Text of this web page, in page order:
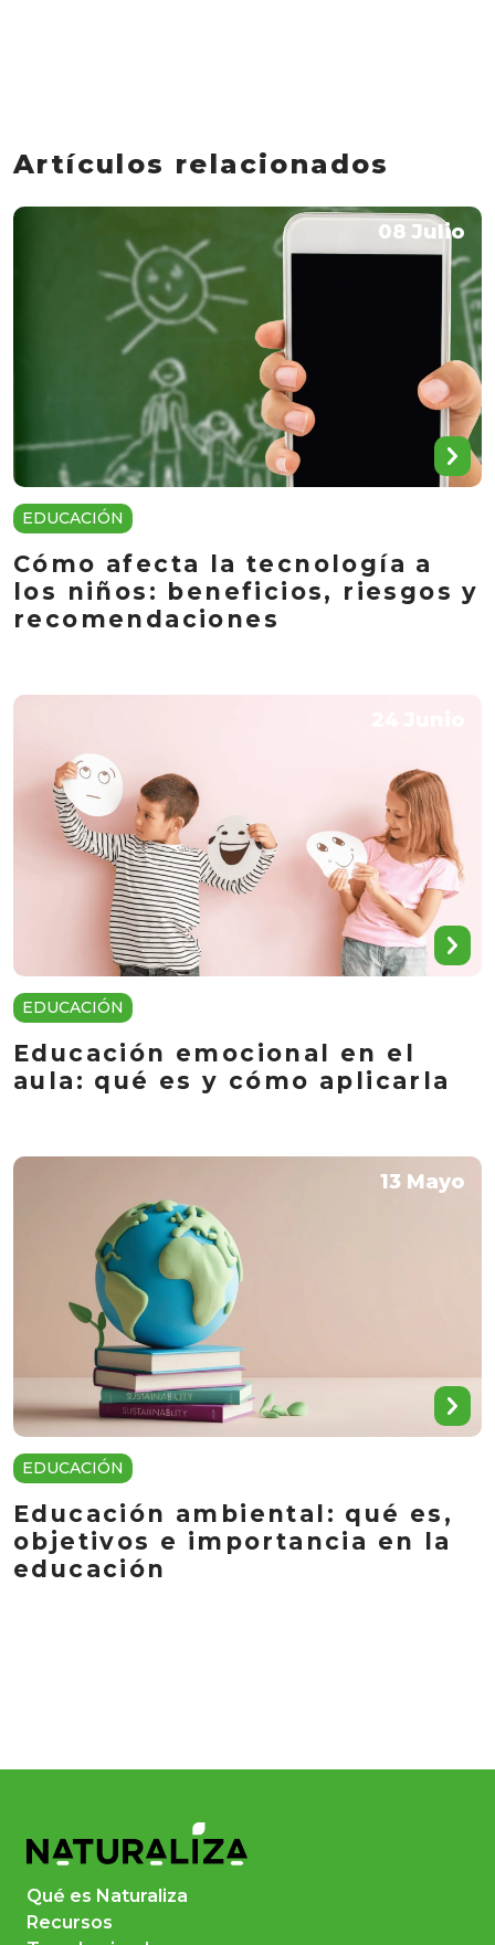
Artículos relacionados
08 Julio
EDUCACIÓN
Cómo afecta la tecnología a
los niños: beneficios, riesgos y
recomendaciones
EDUCACIÓN
Educación emocional en el
aula: qué es y cómo aplicarla
13 Mayo
EDUCACIÓN
Educación ambiental: qué es,
objetivos e importancia en la
educación
Qué es Naturaliza
Recursos